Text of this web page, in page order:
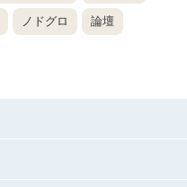
ノドグロ 論壇